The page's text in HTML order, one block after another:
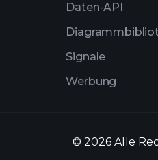
Daten-API
Signale
Werbung
© 2026 Alle